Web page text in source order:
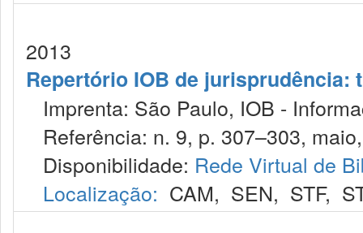
2013
Repertório IOB de
Imprenta: São Paulo, IOB -
Referência: n. 9, p. 307–303,
Disponibilidade: Rede Virtual de
Localização: CAM, SEN, STF,